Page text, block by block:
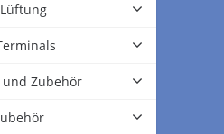
und Zubehör